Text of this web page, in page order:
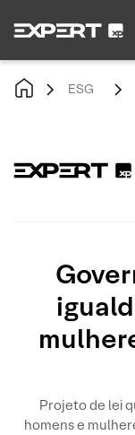
ESG
Projeto de lei
homens e